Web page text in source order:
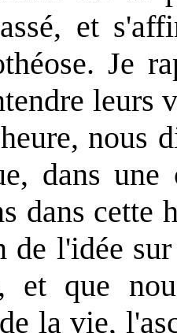
et
Je
leurs
nous
dans
dans cette
de l'idée
et que
la vie,